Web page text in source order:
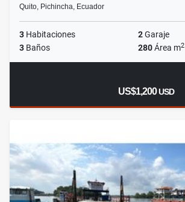
Quito, Pichincha, Ecuador
3 Habitaciones 2Garaje
3 Baños 280Área m2
US$1,200USD